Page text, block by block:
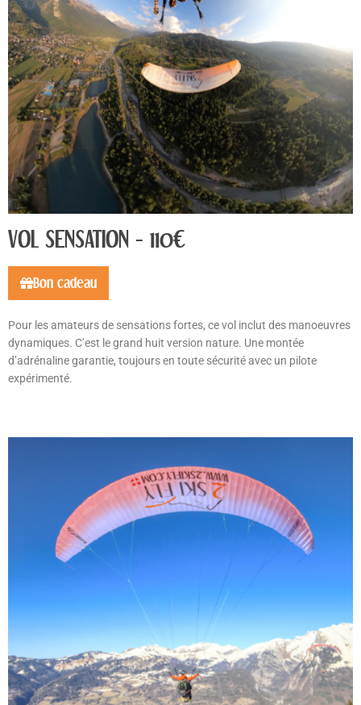
VOL SENSATION - 110€
Bon cadeau
Pour les amateurs de sensations fortes, ce vol inclut des manoeuvres
dynamiques. C’est le grand huit version nature. Une montée
d’adrénaline garantie, toujours en toute sécurité avec un pilote
expérimenté.